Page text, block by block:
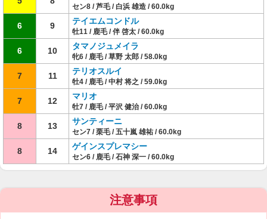
セン8 / 芦毛 / 白浜 雄造 / 60.0kg
6 9 テイエムコンドル
牡11 / 鹿毛 / 伴 啓太 / 60.0kg
6 10 タマノジュメイラ
牝6 / 鹿毛 / 草野 太郎 / 58.0kg
7 11 テリオスルイ
牡4 / 鹿毛 / 中村 将之 / 59.0kg
7 12 マリオ
牡7 / 鹿毛 / 平沢 健治 / 60.0kg
8 13 サンティーニ
セン7 / 栗毛 / 五十嵐 雄祐 / 60.0kg
8 14 ゲインスプレマシー
セン6 / 鹿毛 / 石神 深一 / 60.0kg
注意事項